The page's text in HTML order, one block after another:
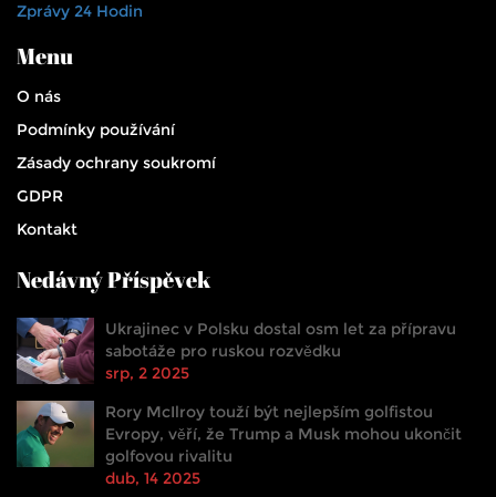
Zprávy 24 Hodin
Menu
O nás
Podmínky používání
Zásady ochrany soukromí
GDPR
Kontakt
Nedávný Příspěvek
Ukrajinec v Polsku dostal osm let za přípravu
sabotáže pro ruskou rozvědku
srp, 2 2025
Rory McIlroy touží být nejlepším golfistou
Evropy, věří, že Trump a Musk mohou ukončit
golfovou rivalitu
dub, 14 2025